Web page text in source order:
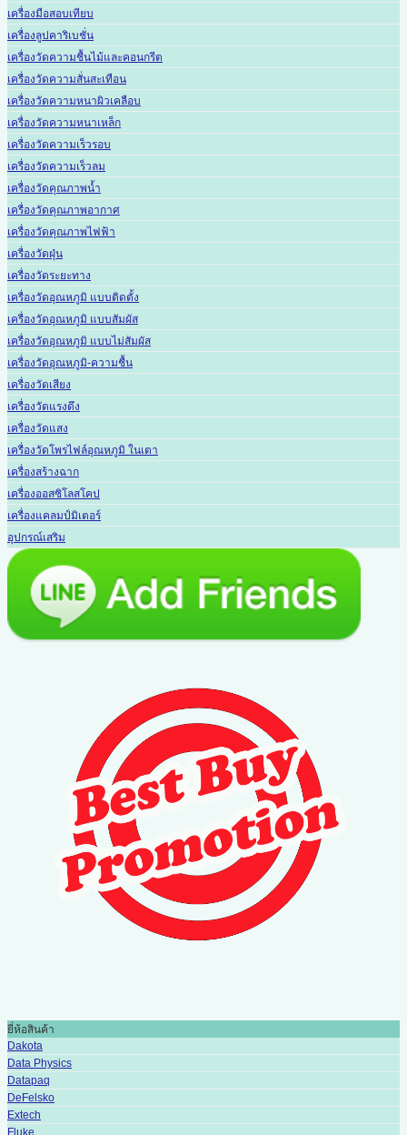
เครื่องมือสอบเทียบ
เครื่องลูปคาริเบชั่น
เครื่องวัดความชื้นไม้และคอนกรีต
เครื่องวัดความสั่นสะเทือน
เครื่องวัดความหนาผิวเคลือบ
เครื่องวัดความหนาเหล็ก
เครื่องวัดความเร็วรอบ
เครื่องวัดความเร็วลม
เครื่องวัดคุณภาพน้ำ
เครื่องวัดคุณภาพอากาศ
เครื่องวัดคุณภาพไฟฟ้า
เครื่องวัดฝุ่น
เครื่องวัดระยะทาง
เครื่องวัดอุณหภูมิ แบบติดตั้ง
เครื่องวัดอุณหภูมิ แบบสัมผัส
เครื่องวัดอุณหภูมิ แบบไม่สัมผัส
เครื่องวัดอุณหภูมิ-ความชื้น
เครื่องวัดเสียง
เครื่องวัดแรงดึง
เครื่องวัดแสง
เครื่องวัดโพรไฟล์อุณหภูมิ ในเตา
เครื่องสร้างฉาก
เครื่องออสซิโลสโคป
เครื่องแคลมป์มิเตอร์
อุปกรณ์เสริม
ยี่ห้อสินค้า
Dakota
Data Physics
Datapaq
DeFelsko
Extech
Fluke